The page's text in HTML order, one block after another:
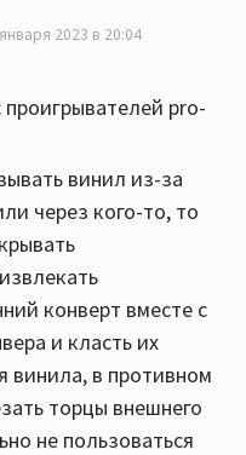
2023 в 20:04
pro-
винил из-за
через кого-то, то
конверт вместе с
и класть их
винила, в противном
торцы внешнего
не пользоваться